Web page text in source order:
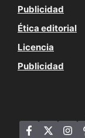
Publicidad
Ética editorial
Licencia
Publicidad